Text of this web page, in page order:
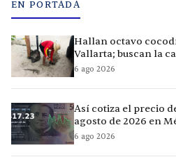
EN PORTADA
Hallan octavo
Vallarta; buscan la
6 ago 2026
Así cotiza el precio
agosto de 2026 en
6 ago 2026